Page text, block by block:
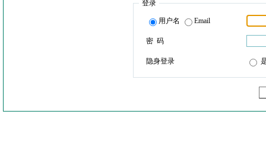
登录
用户名 Email
密 码
隐身登录